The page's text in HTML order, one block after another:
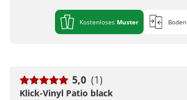
Kostenloses Muster Boden
5,0 (1)
Klick-Vinyl Patio black